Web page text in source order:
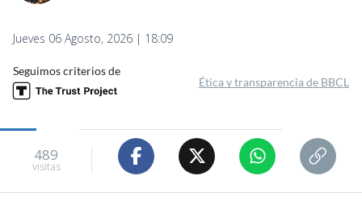
Jueves 06 Agosto, 2026 | 18:09
Seguimos criterios de
Ética y transparencia de BBCL
489
visitas